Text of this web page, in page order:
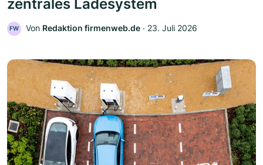
zentrales Ladesystem
FW Von Redaktion firmenweb.de ‧ 23. Juli 2026